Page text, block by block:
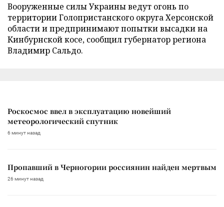
Вооруженные силы Украины ведут огонь по
территории Голопристанского округа Херсонской
области и предпринимают попытки высадки на
Кинбурнской косе, сообщил губернатор региона
Владимир Сальдо.
Роскосмос ввел в эксплуатацию новейший
метеорологический спутник
6 минут назад
Пропавший в Черногории россиянин найден мертвым
26 минут назад